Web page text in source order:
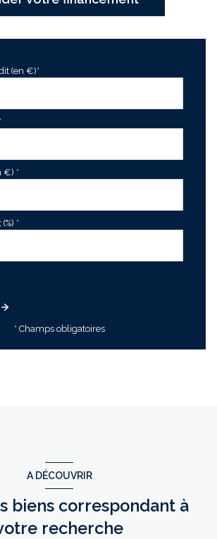
(en €)*
€) *
*
* Champs obligatoires
A DÉCOUVRIR
biens correspondant à
recherche